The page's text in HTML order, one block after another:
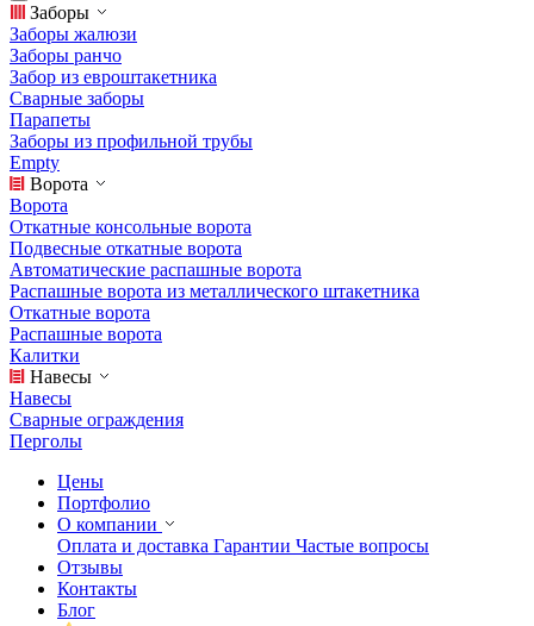
Заборы
Заборы жалюзи
Заборы ранчо
Забор из евроштакетника
Сварные заборы
Парапеты
Заборы из профильной трубы
Empty
Ворота
Ворота
Откатные консольные ворота
Подвесные откатные ворота
Автоматические распашные ворота
Распашные ворота из металлического штакетника
Откатные ворота
Распашные ворота
Калитки
Навесы
Навесы
Сварные ограждения
Перголы
Цены
Портфолио
О компании
Оплата и доставка Гарантии Частые вопросы
Отзывы
Контакты
Блог